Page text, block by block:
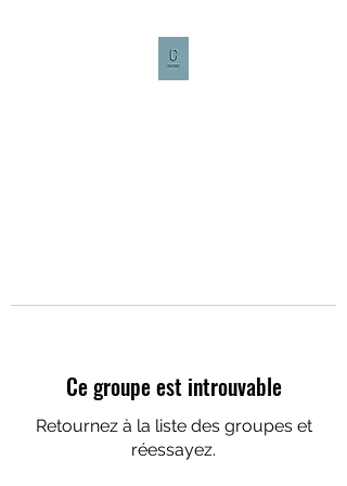
Ce groupe est introuvable
Retournez à la liste des groupes et
réessayez.